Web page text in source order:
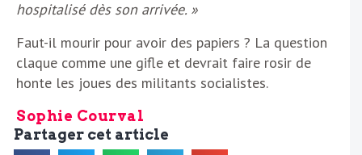
hospitalisé dès son arrivée. »
Faut-il mourir pour avoir des papiers ? La question
claque comme une gifle et devrait faire rosir de
honte les joues des militants socialistes.
Sophie Courval
Partager cet article